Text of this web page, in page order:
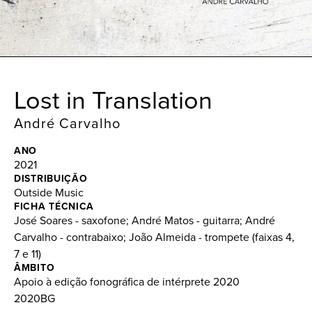
Lost in Translation
André Carvalho
ANO
2021
DISTRIBUIÇÃO
Outside Music
FICHA TÉCNICA
José Soares - saxofone; André Matos - guitarra; André
Carvalho - contrabaixo; João Almeida - trompete (faixas 4,
7 e 11)
ÂMBITO
Apoio à edição fonográfica de intérprete 2020
2020BG